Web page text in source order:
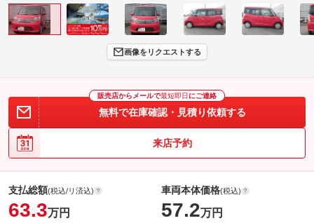
画像をリクエストする
販売店からメールで最短即日 にご連絡
無料で在庫確認・見積り依頼する
来店予約
支払総額(税込/リ済込)
63.3万円
車両本体価格(税込)
57.2万円